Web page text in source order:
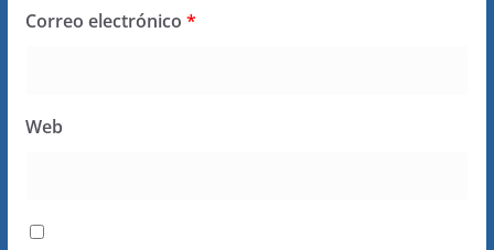
Correo electrónico *
Web